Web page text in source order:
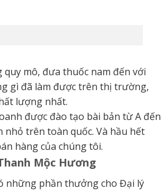
mô, đưa thuốc nam đến với
gì đã làm được trên thị trường,
lượng nhất.
được đào tạo bài bản từ A đến
nhỏ trên toàn quốc. Và hầu hết
hàng của chúng tôi.
Mộc Hương
những phần thưởng cho Đại lý